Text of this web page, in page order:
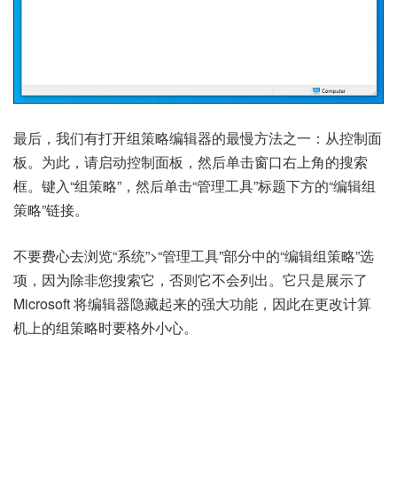
最后，我们有打开组策略编辑器的最慢方法之一：从控制面
板。为此，请启动控制面板 ，然后单击窗口右上角的搜索
框。键入“组策略”，然后单击“管理工具”标题下方的“编辑组
策略”链接。
不要费心去浏览“系统”>“管理工具”部分中的“编辑组策略”选
项，因为除非您搜索它，否则它不会列出。它只是展示了
Microsoft 将编辑器隐藏起来的强大功能，因此在更改计算
机上的组策略时要格外小心。